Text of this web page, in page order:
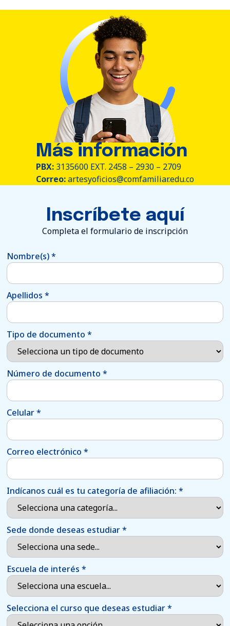
Más información
PBX: 3135600 EXT. 2458 – 2930 – 2709
Correo:artesyoficios@comfamiliar.edu.co
Inscríbete aquí
Completa el formulario de inscripción
Nombre(s)*
Apellidos*
Tipo de documento*
Número de documento*
Celular*
Correo electrónico*
Indícanos cuál es tu categoría de afiliación:*
Sede donde deseas estudiar*
Escuela de interés*
Selecciona el curso que deseas estudiar*